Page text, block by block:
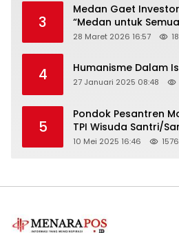
3
Medan Gaet
“Medan untuk
28 Maret 2026 16:57
4 Humanisme Dalam
27 Januari 2025 08:48
5
Pondok Pesantren
TPI Wisuda Santri/
XXXIII
10 Mei 2025 16:46 1576